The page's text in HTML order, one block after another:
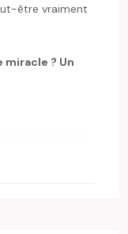
être vraiment
miracle ? Un